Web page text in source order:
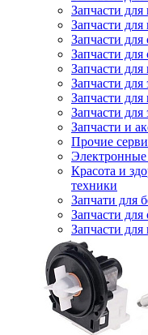
Запчасти
Запчасти для
Запчасти
Запчасти для
Запчасти для
Запчасти
Запчасти
Запчасти для
Запчасти и
Прочие
Красота и
техники
Запчати для
Запчасти для
Запчасти